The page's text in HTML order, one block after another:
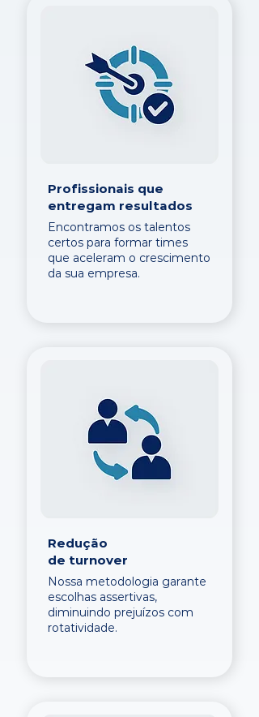
Profissionais que
entregam resultados
Encontramos os talentos
certos para formar times
que aceleram o crescimento
da sua empresa.
Redução
de turnover
Nossa metodologia garante
escolhas assertivas,
diminuindo prejuízos com
rotatividade.